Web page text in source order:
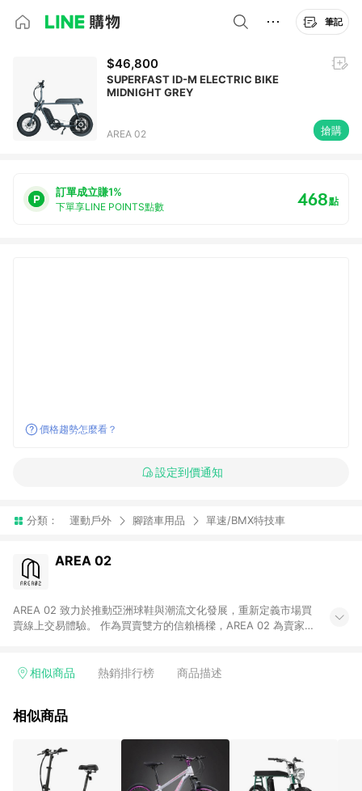
筆記
$46,800
SUPERFAST ID-M ELECTRIC BIKE
MIDNIGHT GREY
AREA 02 搶購
訂單成立賺1%
下單享LINE POINTS點數 468點
價格趨勢怎麼看？
設定到價通知
分類： 運動戶外 腳踏車用品 單速/BMX特技車
AREA 02
AREA 02 致力於推動亞洲球鞋與潮流文化發展，重新定義市場買
賣線上交易體驗。 作為買賣雙方的信賴橋樑，AREA 02 為賣家提
鞋、街頭服飾與收藏品交易平台。 客服專線：+886-2-2706-
相似商品 熱銷排行榜 商品描述
相似商品